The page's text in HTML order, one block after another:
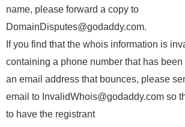
name, please forward a copy to
DomainDisputes@godaddy.com.
If you find that the whois information is
containing a phone number that has
an email address that bounces, please
email to InvalidWhois@godaddy.com so
to have the registrant